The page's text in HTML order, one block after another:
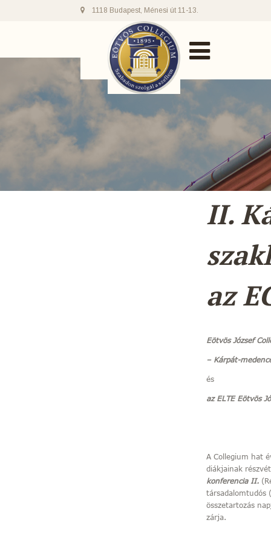
1118 Budapest, Ménesi út 11-13.
II.
az
Eötvös József
– Kárpát-
és
az ELTE Eötvös
A Collegium hat
diákjainak
konferencia II.
társadalomtudós
összetartozás
zárja.